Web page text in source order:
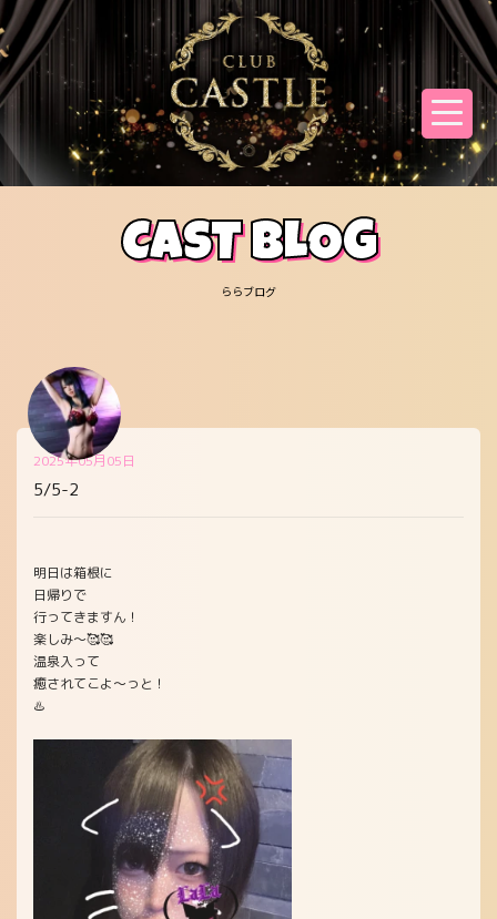
CAST BLOG
ららブログ
5/5-2
2025年05月05日
明日は箱根に
日帰りで
行ってきますん！
楽しみ〜🥰🥰
温泉入って
癒されてこよ〜っと！
♨️